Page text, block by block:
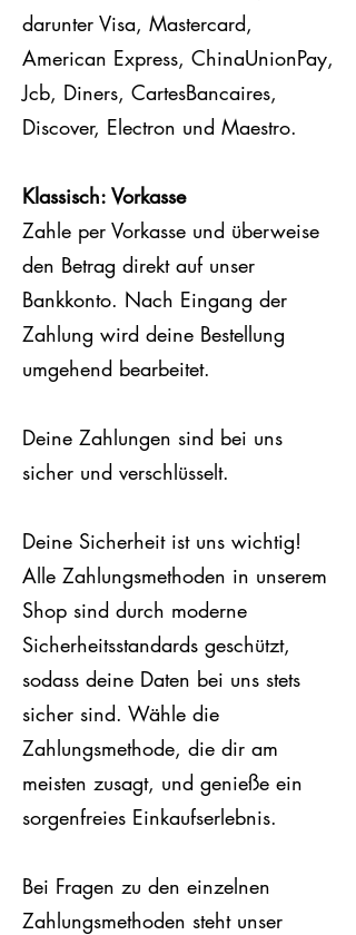
darunter Visa, Mastercard,
American Express, ChinaUnionPay,
Jcb, Diners, CartesBancaires,
Discover, Electron und Maestro.
Klassisch: Vorkasse
Zahle per Vorkasse und überweise
den Betrag direkt auf unser
Bankkonto. Nach Eingang der
Zahlung wird deine Bestellung
umgehend bearbeitet.
Deine Zahlungen sind bei uns
sicher und verschlüsselt.
Deine Sicherheit ist uns wichtig!
Alle Zahlungsmethoden in unserem
Shop sind durch moderne
Sicherheitsstandards geschützt,
sodass deine Daten bei uns stets
sicher sind. Wähle die
Zahlungsmethode, die dir am
meisten zusagt, und genieße ein
sorgenfreies Einkaufserlebnis.
Bei Fragen zu den einzelnen
Zahlungsmethoden steht unser